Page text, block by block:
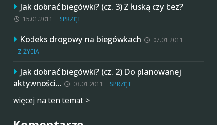
Jak dobrać biegówki? (cz. 3) Z łuską czy bez?
15.01.2011 SPRZĘT
Kodeks drogowy na biegówkach
07.01.2011
Z ŻYCIA
Jak dobrać biegówki? (cz. 2) Do planowanej
aktywności…
03.01.2011 SPRZĘT
więcej na ten temat >